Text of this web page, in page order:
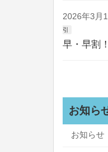
2026年3月
引
早・早割
お知ら
お知らせ